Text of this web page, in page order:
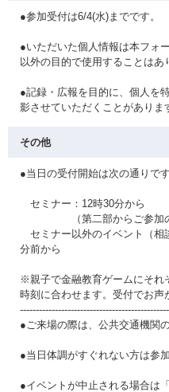
●参加受付は6/4(水)までです。
●いただいた個人情報は本フォ
以外の目的で使用することはあ
●記録・広報を目的に、個人を
影させていただくことがありま
その他
●当日の受付開始は次の通りで
セミナー：12時30分から
（第二部からご参加の方
セミナー以外のイベント（相
分前から
※親子で金融教育ゲームにそれ
時刻に合わせます。受付でお声
●ご来場の際は、公共交通機関
●当日体調がすぐれない方は参
●イベントが中止される場合は